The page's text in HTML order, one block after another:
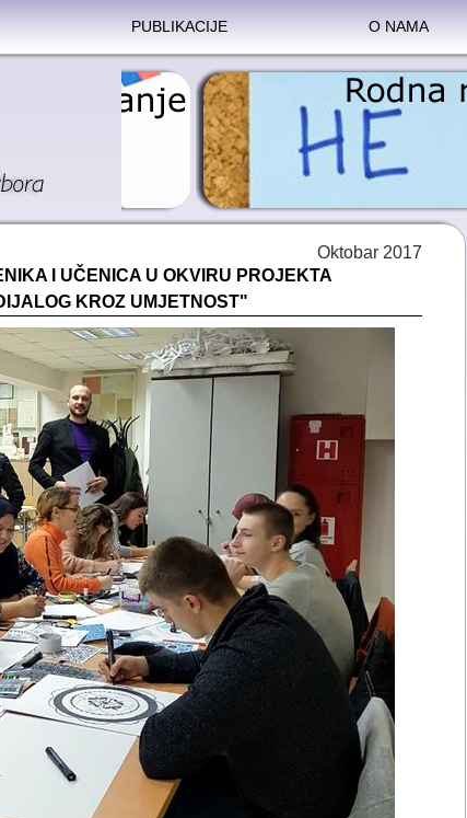
PUBLIKACIJE O NAMA
Oktobar 2017
I UČENICA U OKVIRU PROJEKTA
KROZ UMJETNOST"